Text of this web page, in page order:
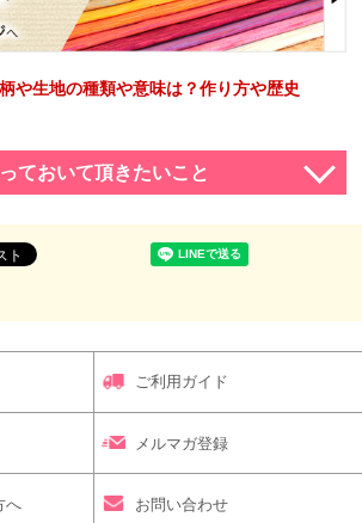
や生地の種類や意味は？作り方や歴史
ておいて頂きたいこと
ご利用ガイド
メルマガ登録
へ お問い合わせ